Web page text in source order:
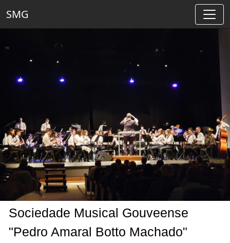
SMG
Sociedade Musical Gouveense
"Pedro Amaral Botto Machado"